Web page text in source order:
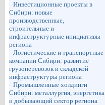
Инвестиционные проекты в
Сибири: новые
производственные,
строительные и
инфраструктурные инициативы
региона
Логистические и транспортные
компании Сибири: развитие
грузоперевозок и складской
инфраструктуры региона
Промышленные холдинги
Сибири: металлургия, энергетика
и добывающий сектор региона